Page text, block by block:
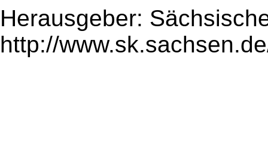
Herausgeber:
http://